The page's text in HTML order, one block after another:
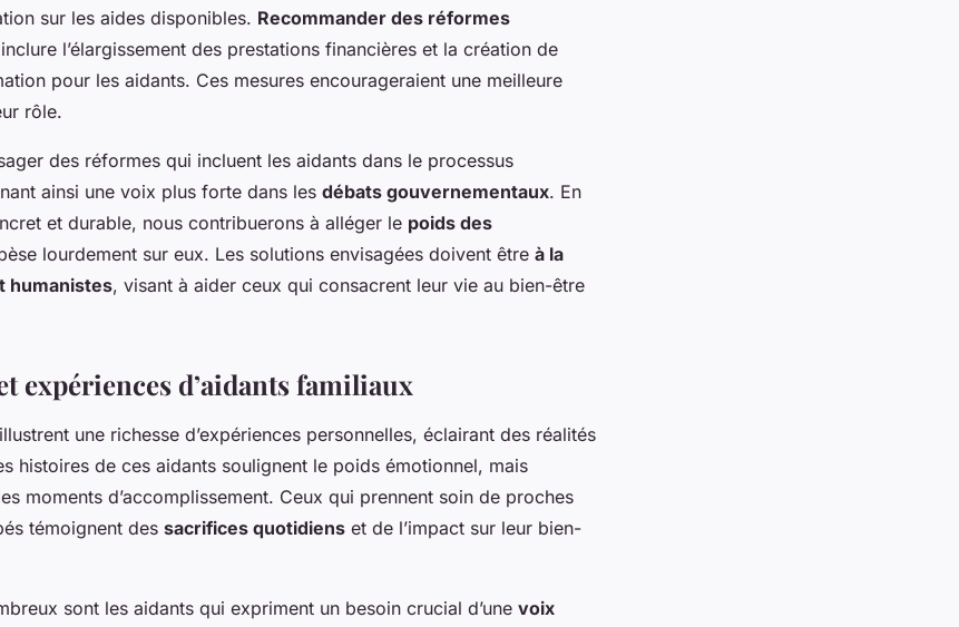
sur les aides disponibles. Recommander des réformes
l’élargissement des prestations financières et la création de
pour les aidants. Ces mesures encourageraient une meilleure
rôle.
des réformes qui incluent les aidants dans le processus
ainsi une voix plus forte dans les débats gouvernementaux. En
et durable, nous contribuerons à alléger le poids des
lourdement sur eux. Les solutions envisagées doivent être à la
humanistes, visant à aider ceux qui consacrent leur vie au bien-être
expériences d’aidants familiaux
illustrent une richesse d’expériences personnelles, éclairant des réalités
histoires de ces aidants soulignent le poids émotionnel, mais
moments d’accomplissement. Ceux qui prennent soin de proches
témoignent des sacrifices quotidiens et de l’impact sur leur bien-
sont les aidants qui expriment un besoin crucial d’une voix